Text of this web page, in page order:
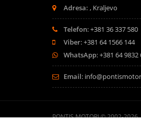
Adresa: , Kraljevo
Telefon: +381 36 337 580
Viber: +381 64 1566 144
WhatsApp: +381 64 9832
Email:
PONTIS MOTORI© 2002-2026.